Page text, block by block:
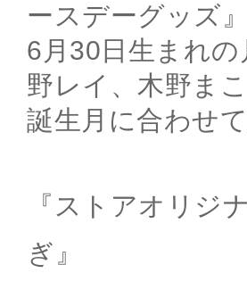
ースデーグッズ
6月30日生まれ
野レイ、木野ま
誕生月に合わせ
『ストアオリジ
ぎ』